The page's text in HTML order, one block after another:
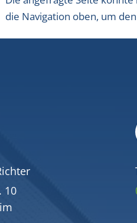
die Navigation oben, um
10